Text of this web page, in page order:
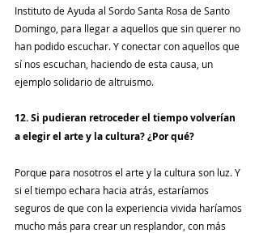
Instituto de Ayuda al Sordo Santa Rosa de Santo
Domingo, para llegar a aquellos que sin querer no
han podido escuchar. Y conectar con aquellos que
sí nos escuchan, haciendo de esta causa, un
ejemplo solidario de altruismo.
12. Si pudieran retroceder el tiempo volverían
a elegir el arte y la cultura? ¿Por qué?
Porque para nosotros el arte y la cultura son luz. Y
si el tiempo echara hacia atrás, estaríamos
seguros de que con la experiencia vivida haríamos
mucho más para crear un resplandor, con más